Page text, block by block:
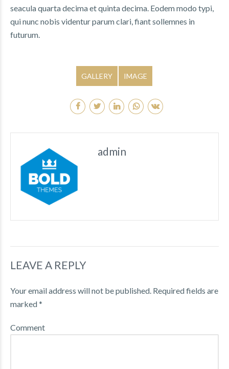
seacula quarta decima et quinta decima. Eodem modo typi,
qui nunc nobis videntur parum clari, fiant sollemnes in
futurum.
GALLERY IMAGE
admin
LEAVE A REPLY
Your email address will not be published. Required fields are
marked *
Comment